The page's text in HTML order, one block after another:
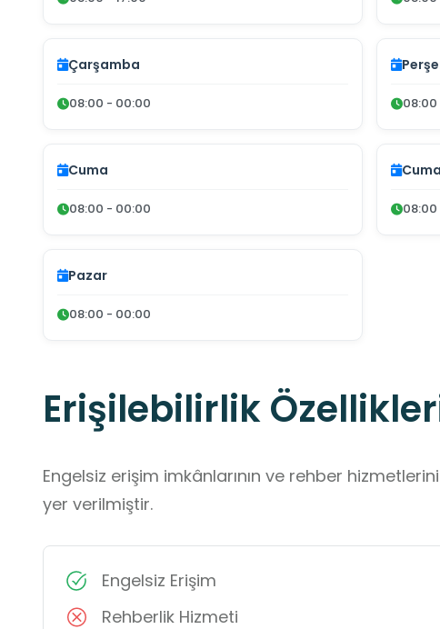
Çarşamba
08:00 - 00:00
Cuma
08:00 - 00:00
Pazar
08:00 - 00:00
Erişilebilirlik
Engelsiz erişim imkânlarının ve rehber
yer verilmiştir.
Engelsiz Erişim
Rehberlik Hizmeti